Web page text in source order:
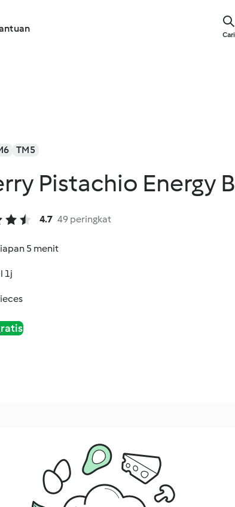
Cari
TM5
Pistachio Energy
4.7 49 peringkat
5 menit
1j